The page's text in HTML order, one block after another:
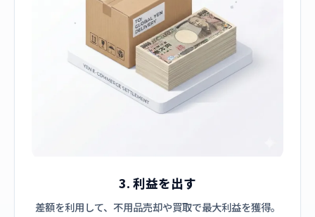
3. 利益を出す
差額を利用して、不用品売却や買取で最大利益を獲得。